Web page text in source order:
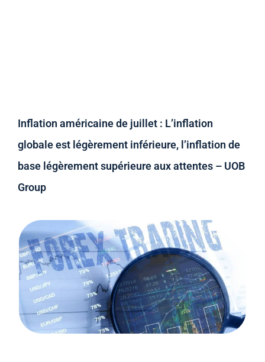
Inflation américaine de juillet : L’inflation
globale est légèrement inférieure, l’inflation de
base légèrement supérieure aux attentes – UOB
Group